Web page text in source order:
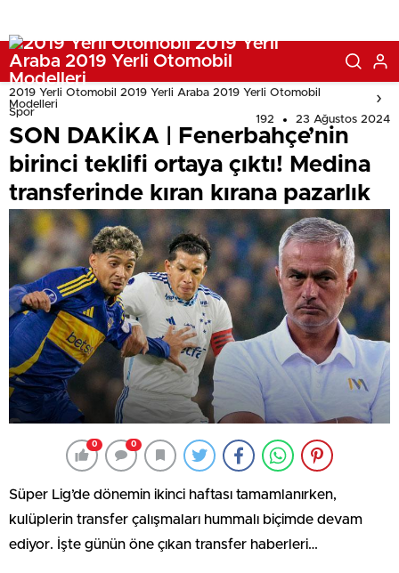
2019 Yerli Otomobil 2019 Yerli Araba 2019 Yerli Otomobil
Modelleri
Spor
192 23 Ağustos 2024
SON DAKİKA | Fenerbahçe’nin
birinci teklifi ortaya çıktı! Medina
transferinde kıran kırana pazarlık
0 0
Süper Lig’de dönemin ikinci haftası tamamlanırken,
kulüplerin transfer çalışmaları hummalı biçimde devam
ediyor. İşte günün öne çıkan transfer haberleri…